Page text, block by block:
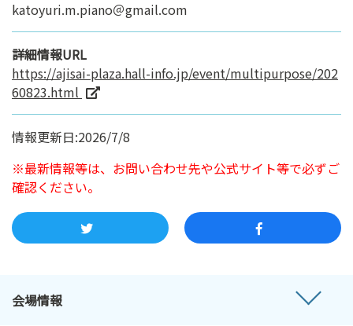
katoyuri.m.piano＠gmail.com
詳細情報URL
https://ajisai-plaza.hall-info.jp/event/multipurpose/202
60823.html
情報更新日:2026/7/8
※最新情報等は、お問い合わせ先や公式サイト等で必ずご
確認ください。
会場情報